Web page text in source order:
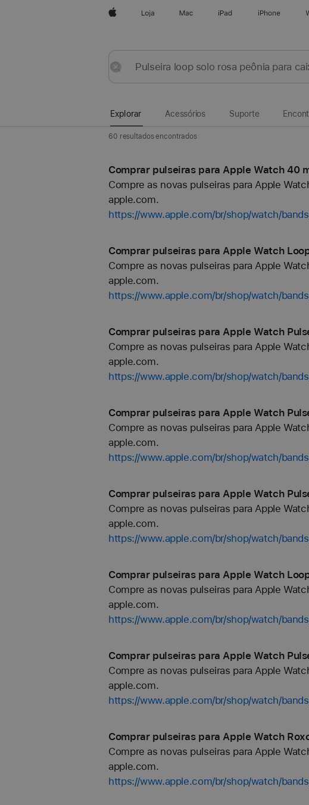
AppleLoja Mac iPad iPhone
Enviar
Redefinir
Explorar Acessórios Suporte
60 resultados encontrados
Comprar pulseiras para Apple Watch 40
Compre as novas pulseiras para Apple
apple.com.
https://www.apple.com/br/shop/watch/
Comprar pulseiras para Apple Watch
Compre as novas pulseiras para Apple
apple.com.
https://www.apple.com/br/shop/watch/
Comprar pulseiras para Apple Watch
Compre as novas pulseiras para Apple
apple.com.
https://www.apple.com/br/shop/watch/
Comprar pulseiras para Apple Watch
Compre as novas pulseiras para Apple
apple.com.
https://www.apple.com/br/shop/watch/
Comprar pulseiras para Apple Watch
Compre as novas pulseiras para Apple
apple.com.
https://www.apple.com/br/shop/watch/
Comprar pulseiras para Apple Watch
Compre as novas pulseiras para Apple
apple.com.
https://www.apple.com/br/shop/watch/
Comprar pulseiras para Apple Watch
Compre as novas pulseiras para Apple
apple.com.
https://www.apple.com/br/shop/watch/
Comprar pulseiras para Apple Watch
Compre as novas pulseiras para Apple
apple.com.
https://www.apple.com/br/shop/watch/